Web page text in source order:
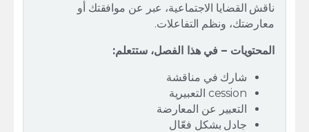
ناقش القضايا الاجتماعية، عبر عن موافقتك أو
معارضتك، ونظم التفاعلات.
المحتويات – في هذا الفصل، ستتعلم:
شارك في مناقشة
cession التعبيرية
التعبير عن المعارضة
جادل بشكل فعّال